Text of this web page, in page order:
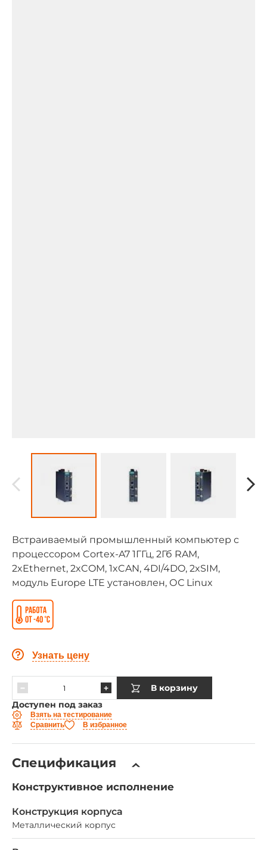
Встраиваемый промышленный компьютер с
процессором Cortex-A7 1ГГц, 2Гб RAM,
2xEthernet, 2xCOM, 1xCAN, 4DI/4DO, 2xSIM,
модуль Europe LTE установлен, ОС Linux
Узнать цену
В корзину
Доступен под заказ
Взять на тестирование
Сравнить
В избранное
Спецификация
Конструктивное исполнение
Конструкция корпуса
Металлический корпус